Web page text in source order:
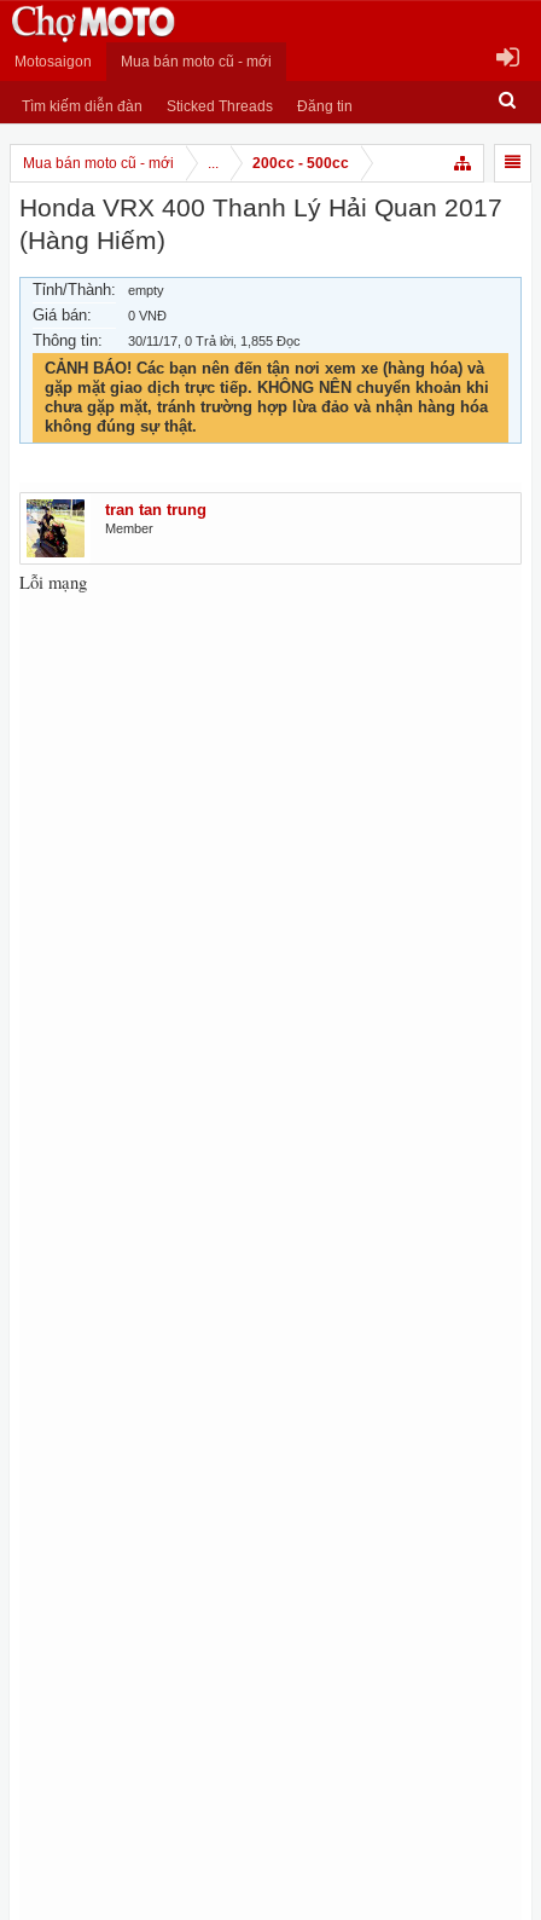
Motosaigon Mua bán moto cũ - mới
Tìm kiếm diễn đàn Sticked Threads Đăng tin
Mua bán moto cũ - mới ... 200cc - 500cc
Honda VRX 400 Thanh Lý Hải Quan 2017
(Hàng Hiếm)
Tỉnh/Thành: empty
Giá bán: 0 VNĐ
Thông tin: 30/11/17 , 0 Trả lời, 1,855 Đọc
CẢNH BÁO! Các bạn nên đến tận nơi xem xe (hàng hóa) và
gặp mặt giao dịch trực tiếp. KHÔNG NÊN chuyển khoản khi
chưa gặp mặt, tránh trường hợp lừa đảo và nhận hàng hóa
không đúng sự thật.
tran tan trung
Member
Lỗi mạng